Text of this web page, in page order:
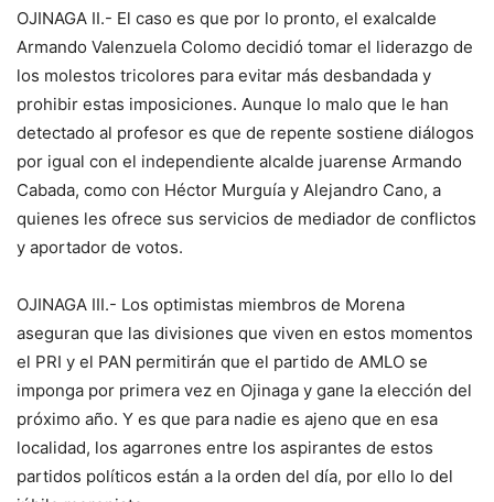
OJINAGA II.- El caso es que por lo pronto, el exalcalde
Armando Valenzuela Colomo decidió tomar el liderazgo de
los molestos tricolores para evitar más desbandada y
prohibir estas imposiciones. Aunque lo malo que le han
detectado al profesor es que de repente sostiene diálogos
por igual con el independiente alcalde juarense Armando
Cabada, como con Héctor Murguía y Alejandro Cano, a
quienes les ofrece sus servicios de mediador de conflictos
y aportador de votos.
OJINAGA III.- Los optimistas miembros de Morena
aseguran que las divisiones que viven en estos momentos
el PRI y el PAN permitirán que el partido de AMLO se
imponga por primera vez en Ojinaga y gane la elección del
próximo año. Y es que para nadie es ajeno que en esa
localidad, los agarrones entre los aspirantes de estos
partidos políticos están a la orden del día, por ello lo del